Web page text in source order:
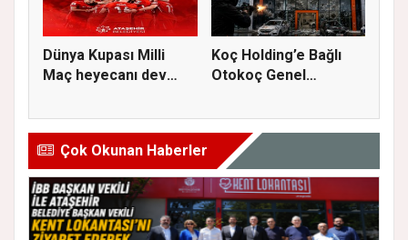
Dünya Kupası Milli
Maç heyecanı dev
Koç Holding’e Bağlı
Otokoç Genel
Çok Okunan Haberler